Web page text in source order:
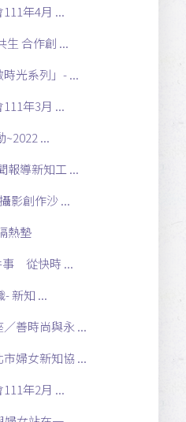
年4月 ...
生 合作創 ...
時光系列」- ...
年3月 ...
~2022 ...
報導新知工 ...
影創作沙 ...
熱墊
事 從快時 ...
- 新知 ...
善時尚與永 ...
婦女新知協 ...
年2月 ...